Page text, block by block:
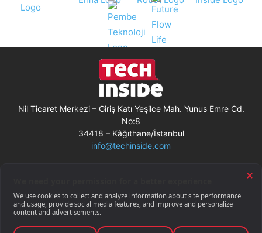
Nil Ticaret Merkezi – Giriş Katı Yeşilce Mah. Yunus Emre Cd.
No:8
34418 – Kâğıthane/İstanbul
info@techinside.com
Gizlilik Bildirimi
RSS